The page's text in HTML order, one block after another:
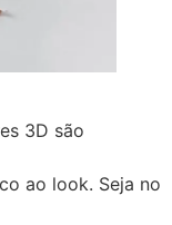
3D são
ao look. Seja no